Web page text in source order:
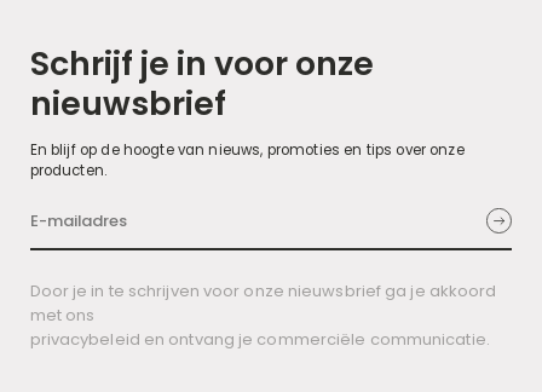
Schrijf je in voor onze
nieuwsbrief
En blijf op de hoogte van nieuws, promoties en tips over onze
producten.
Door je in te schrijven voor onze nieuwsbrief ga je akkoord
met ons
privacybeleid en ontvang je commerciële communicatie.